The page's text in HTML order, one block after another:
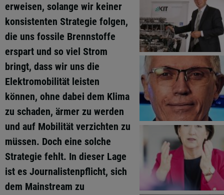
erweisen, solange wir keiner
konsistenten Strategie folgen,
die uns fossile Brennstoffe
erspart und so viel Strom
bringt, dass wir uns die
Elektromobilität leisten
können, ohne dabei dem Klima
zu schaden, ärmer zu werden
und auf Mobilität verzichten zu
müssen. Doch eine solche
Strategie fehlt. In dieser Lage
ist es Journalistenpflicht, sich
dem Mainstream zu